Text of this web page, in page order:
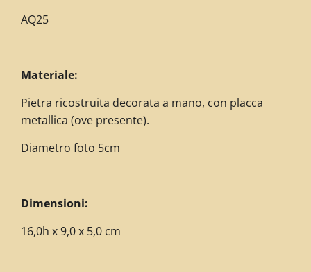
AQ25
Materiale:
Pietra ricostruita decorata a mano, con placca
metallica (ove presente).
Diametro foto 5cm
Dimensioni:
16,0h x 9,0 x 5,0 cm